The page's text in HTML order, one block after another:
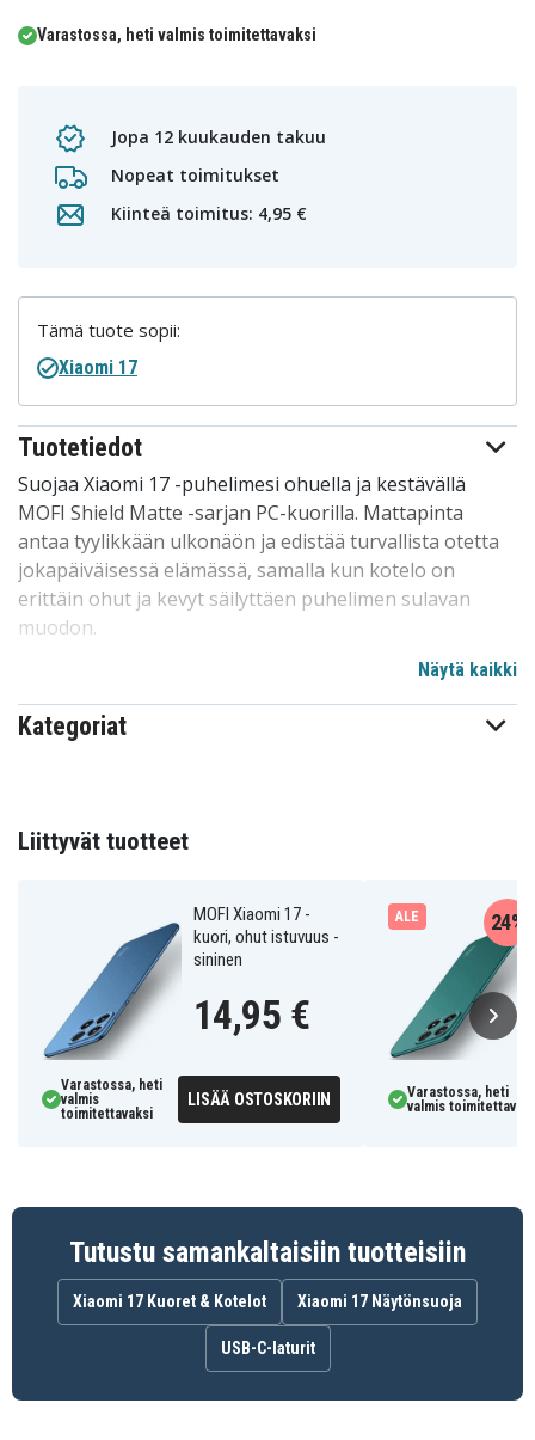
Varastossa, heti valmis toimitettavaksi
Jopa 12 kuukauden takuu
Nopeat toimitukset
Kiinteä toimitus: 4,95 €
Tuotetiedot
Suojaa Xiaomi 17 -puhelimesi ohuella ja kestävällä
MOFI Shield Matte -sarjan PC-kuorilla. Mattapinta
antaa tyylikkään ulkonäön ja edistää turvallista otetta
jokapäiväisessä elämässä, samalla kun kotelo on
erittäin ohut ja kevyt säilyttäen puhelimen sulavan
muodon.
Merkki:
Väri:
himmeä/sormenjälkiä hylkivä pinta
MOFI Xiaomi 17 -kuori edut - musta
Erittäin ohut muotoilu, joka ei tee puhelimesta
kömpelöä
Mattapinta vähentää sormenjälkiä ja tarjoaa
hyvän pidon
Kevyt ja vahva suoja jokapäiväisiä kolhuja ja
naarmuja vastaan
Painikkeet ovat peitettyinä, mutta toimivat silti
Tuotenro 6601189174A
Tuotetyyppi Skal
MOFI
Svart
Näytä kaikki
Kategoriat
Tämä tuote sopii:
Xiaomi 17
Liittyvät tuotteet
MOFI Xiaomi 17 -
kuori, ohut istuvuus -
sininen
14,95 €
Varastossa, heti
valmis
toimitettavaksi
LISÄÄ OSTOSKORIIN
ALE 24%
Varastossa, heti
valmis
Tutustu samankaltaisiin tuotteisiin
Xiaomi 17 Kuoret & Kotelot Xiaomi 17 Näytönsuoja
USB-C-laturit